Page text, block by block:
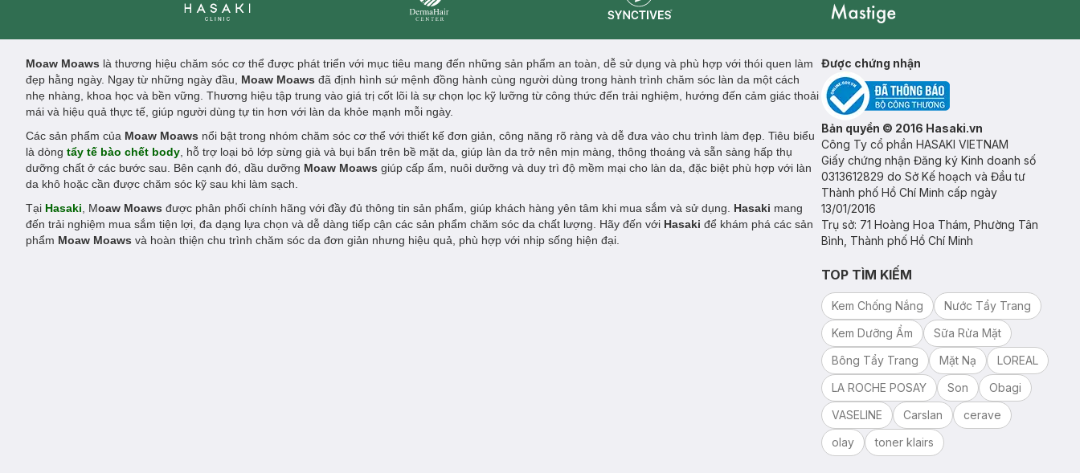
Moaw Moaws là thương hiệu chăm sóc cơ thể được phát triển với mục tiêu mang đến những sản phẩm an toàn, dễ sử dụng và phù hợp với thói quen làm
đẹp hằng ngày. Ngay từ những ngày đầu, Moaw Moaws đã định hình sứ mệnh đồng hành cùng người dùng trong hành trình chăm sóc làn da một cách
nhẹ nhàng, khoa học và bền vững. Thương hiệu tập trung vào giá trị cốt lõi là sự chọn lọc kỹ lưỡng từ công thức đến trải nghiệm, hướng đến cảm giác thoải
mái và hiệu quả thực tế, giúp người dùng tự tin hơn với làn da khỏe mạnh mỗi ngày.
Các sản phẩm của Moaw Moaws nổi bật trong nhóm chăm sóc cơ thể với thiết kế đơn giản, công năng rõ ràng và dễ đưa vào chu trình làm đẹp. Tiêu biểu
là dòng tẩy tế bào chết body , hỗ trợ loại bỏ lớp sừng già và bụi bẩn trên bề mặt da, giúp làn da trở nên mịn màng, thông thoáng và sẵn sàng hấp thụ
dưỡng chất ở các bước sau. Bên cạnh đó, dầu dưỡng Moaw Moaws giúp cấp ẩm, nuôi dưỡng và duy trì độ mềm mại cho làn da, đặc biệt phù hợp với làn
da khô hoặc cần được chăm sóc kỹ sau khi làm sạch.
Tại Hasaki , Moaw Moaws được phân phối chính hãng với đầy đủ thông tin sản phẩm, giúp khách hàng yên tâm khi mua sắm và sử dụng. Hasaki mang
đến trải nghiệm mua sắm tiện lợi, đa dạng lựa chọn và dễ dàng tiếp cận các sản phẩm chăm sóc da chất lượng. Hãy đến với Hasaki để khám phá các sản
phẩm Moaw Moaws và hoàn thiện chu trình chăm sóc da đơn giản nhưng hiệu quả, phù hợp với nhịp sống hiện đại.
Được chứng nhận
Bản quyền © 2016 Hasaki.vn
Công Ty cổ phần HASAKI VIETNAM
Giấy chứng nhận Đăng ký Kinh doanh số
0313612829 do Sở Kế hoạch và Đầu tư
Thành phố Hồ Chí Minh cấp ngày
13/01/2016
Trụ sở: 71 Hoàng Hoa Thám, Phường Tân
Bình, Thành phố Hồ Chí Minh
TOP TÌM KIẾM
Kem Chống Nắng
Nước Tẩy Trang
Kem Dưỡng Ẩm
Sữa Rửa Mặt
Bông Tẩy Trang
Mặt Nạ
LOREAL
LA ROCHE POSAY
Son
Obagi
VASELINE
Carslan
cerave
olay
toner klairs